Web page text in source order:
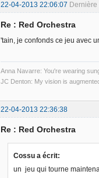
22-04-2013 22:06:07
Re : Red Orchestra
'tain, je confonds ce jeu avec
Anna Navarre: You're wearing
JC Denton: My vision is
22-04-2013 22:36:38
Re : Red Orchestra
Cossu a écrit:
un jeu qui tourne